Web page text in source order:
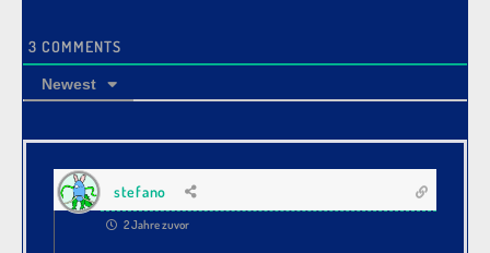
3 COMMENTS
Newest
stefano
2 Jahre zuvor